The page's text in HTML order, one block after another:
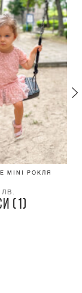
MINI РОКЛЯ
ЛВ.
(1)